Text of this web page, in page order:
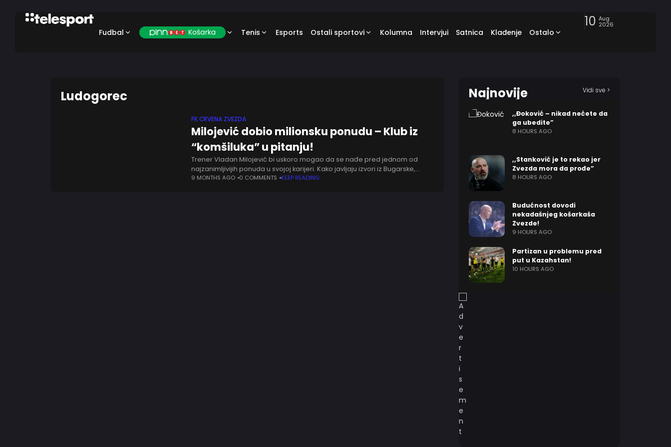
Fudbal Tenis Esports Ostali sportovi Kolumna Intervjui Satnica Klađenje Ostalo
10 Aug
2026
Ludogorec
FK CRVENA ZVEZDA
Milojević dobio milionsku ponudu – Klub iz
“komšiluka” u pitanju!
Trener Vladan Milojević bi uskoro mogao da se nađe pred jednom od
najzanimljivijih ponuda u svojoj karijeri. Kako javljaju izvori iz Bugarske,
aktuelni trener Crvene zvezde nalazi se visoko na
9 MONTHS AGO 0 COMMENTS KEEP READING
Najnovije Vidi sve >
,,Đoković – nikad nećete da
ga ubedite”
8 HOURS AGO
,,Stanković je to rekao jer
Zvezda mora da prođe”
8 HOURS AGO
Budućnost dovodi
nekadašnjeg košarkaša
Zvezde!
9 HOURS AGO
Partizan u problemu pred
put u Kazahstan!
10 HOURS AGO